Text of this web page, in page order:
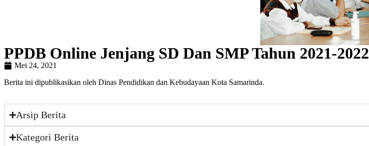
PPDB Online Jenjang SD Dan SMP Tahun 2021-2022
Mei 24, 2021
Berita ini dipublikasikan oleh Dinas Pendidikan dan Kebudayaan Kota Samarinda.
Arsip Berita
Kategori Berita